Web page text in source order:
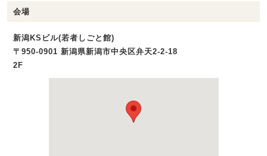
会場
新潟KSビル(若者しごと館)
〒950-0901 新潟県新潟市中央区弁天2-2-18
2F